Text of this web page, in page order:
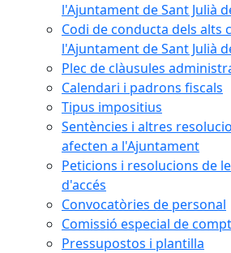
l'Ajuntament de Sant Julià
Codi de conducta dels alts
l'Ajuntament de Sant Julià
Plec de clàusules
Calendari i padrons fiscals
Tipus impositius
Sentències i altres
afecten a l'Ajuntament
Peticions i resolucions de
d'accés
Convocatòries de personal
Comissió especial de
Pressupostos i plantilla